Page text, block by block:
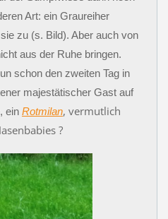
Art: ein Graureiher
zu (s. Bild). Aber auch von
aus der Ruhe bringen.
schon den zweiten Tag in
majestätischer Gast auf
ein Rotmilan, vermutlich
?